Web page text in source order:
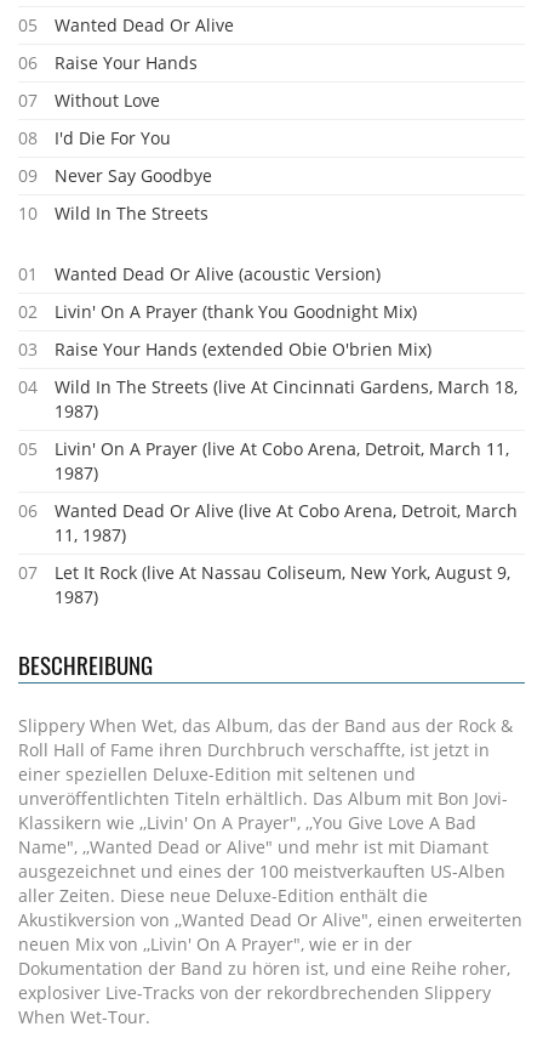
05
Wanted Dead Or Alive
06
Raise Your Hands
07
Without Love
08
I'd Die For You
09
Never Say Goodbye
10
Wild In The Streets
01
Wanted Dead Or Alive (acoustic Version)
02
Livin' On A Prayer (thank You Goodnight Mix)
03
Raise Your Hands (extended Obie O'brien Mix)
04
Wild In The Streets (live At Cincinnati Gardens, March 18,
1987)
05
Livin' On A Prayer (live At Cobo Arena, Detroit, March 11,
1987)
06
Wanted Dead Or Alive (live At Cobo Arena, Detroit, March
11, 1987)
07
Let It Rock (live At Nassau Coliseum, New York, August 9,
1987)
BESCHREIBUNG
Slippery When Wet, das Album, das der Band aus der Rock &
Roll Hall of Fame ihren Durchbruch verschaffte, ist jetzt in
einer speziellen Deluxe-Edition mit seltenen und
unveröffentlichten Titeln erhältlich. Das Album mit Bon Jovi-
Klassikern wie ,,Livin' On A Prayer", ,,You Give Love A Bad
Name", ,,Wanted Dead or Alive" und mehr ist mit Diamant
ausgezeichnet und eines der 100 meistverkauften US-Alben
aller Zeiten. Diese neue Deluxe-Edition enthält die
Akustikversion von ,,Wanted Dead Or Alive", einen erweiterten
neuen Mix von ,,Livin' On A Prayer", wie er in der
Dokumentation der Band zu hören ist, und eine Reihe roher,
explosiver Live-Tracks von der rekordbrechenden Slippery
When Wet-Tour.